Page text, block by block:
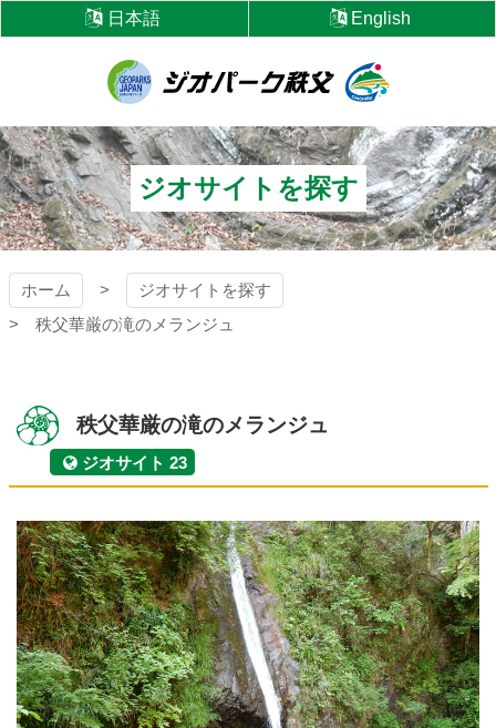
ン
本
文
へ
ス
キ
ッ
プ
日本語 English
ジオパーク秩父
ジオサイトを探す
ホーム
ジオサイトを探す
秩父華厳の滝のメランジュ
秩父華厳の滝のメランジュ
ジオサイト 23